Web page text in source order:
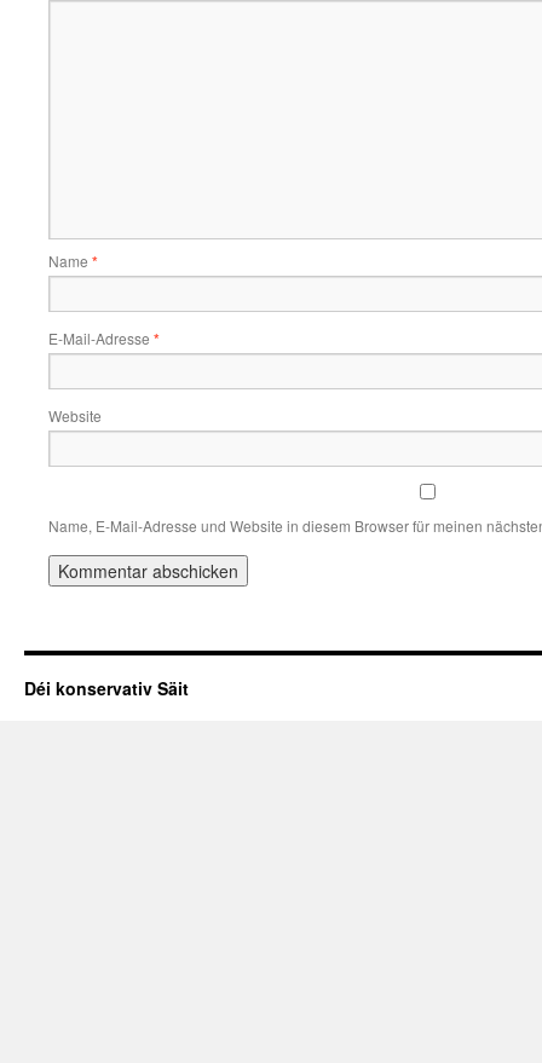
Name *
E-Mail-Adresse *
Website
Name, E-Mail-Adresse und Website in diesem Browser für meinen
Déi konservativ Säit